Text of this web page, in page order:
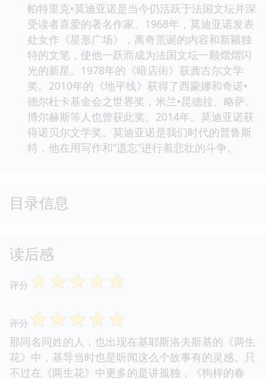
帕特里克•莫迪亚诺是当今仍活跃于法国文坛并深
受读者喜爱的著名作家。1968年，莫迪亚诺发表
处女作《星形广场》，离奇荒诞的内容和新颖独
特的文笔，使他一跃而成为法国文坛一颗熠熠闪
光的新星。1978年的《暗店街》获龚古尔文学
奖。2010年的《地平线》获得了西蒙娜和奇诺•
德尔杜卡基金会之世界奖，米兰•昆德拉、略萨、
博尔赫斯等人也曾获此奖。2014年。莫迪亚诺获
得诺贝尔文学奖。莫迪亚诺是我们时代的普鲁斯
特，他在用写作和“遗忘”进行着悲壮的斗争。
目录信息
读后感
评分 ☆☆☆☆☆
评分 ☆☆☆☆☆
那同名同姓的人，也出现在基耶斯洛夫斯基的《两生
花》中，基导当时也是听闻这么个故事有的灵感。只
不过在《两生花》中更多的是讲孤独，《狗样的春